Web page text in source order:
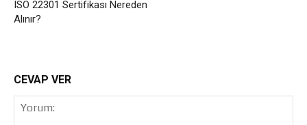
ISO 22301 Sertifikası Nereden
Alınır?
CEVAP VER